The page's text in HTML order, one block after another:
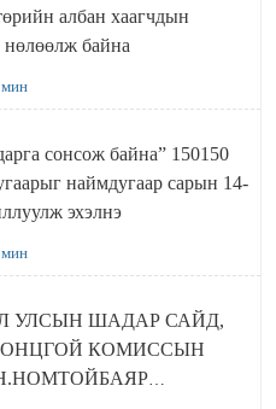
албан хаагчдын
нөлөөлж байна
мин
сонсож байна” 150150
наймдугаар сарын 14-
эхэлнэ
мин
УЛСЫН ШАДАР САЙД,
КОМИССЫН